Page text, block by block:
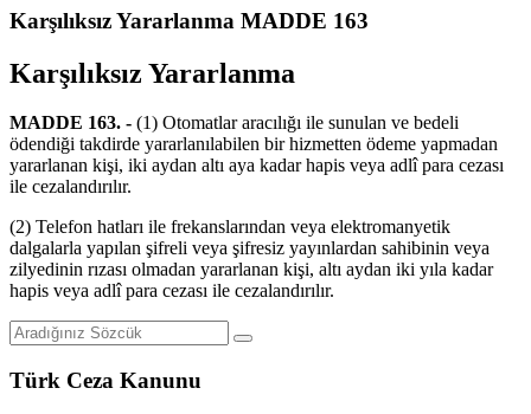
Karşılıksız Yararlanma MADDE 163
Karşılıksız Yararlanma
MADDE 163. - (1) Otomatlar aracılığı ile sunulan ve bedeli
ödendiği takdirde yararlanılabilen bir hizmetten ödeme yapmadan
yararlanan kişi, iki aydan altı aya kadar hapis veya adlî para cezası
ile cezalandırılır.
(2) Telefon hatları ile frekanslarından veya elektromanyetik
dalgalarla yapılan şifreli veya şifresiz yayınlardan sahibinin veya
zilyedinin rızası olmadan yararlanan kişi, altı aydan iki yıla kadar
hapis veya adlî para cezası ile cezalandırılır.
Türk Ceza Kanunu